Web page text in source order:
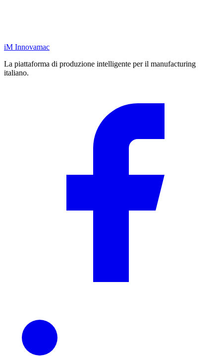
iM Innovamac
La piattaforma di produzione intelligente per il manufacturing
italiano.